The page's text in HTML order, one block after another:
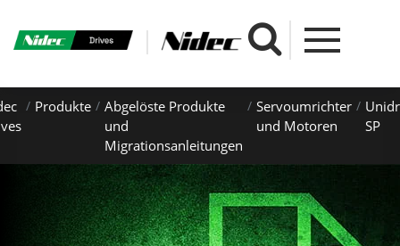
Produkte
Abgelöste Produkte
und
Migrationsanleitungen
Servoumrichter
und Motoren
SP